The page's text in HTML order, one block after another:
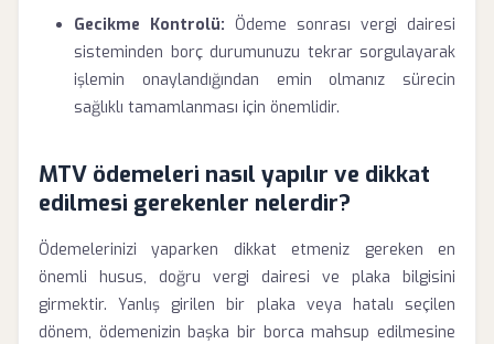
Gecikme Kontrolü: Ödeme sonrası vergi dairesi
sisteminden borç durumunuzu tekrar sorgulayarak
işlemin onaylandığından emin olmanız sürecin
sağlıklı tamamlanması için önemlidir.
MTV ödemeleri nasıl yapılır ve dikkat
edilmesi gerekenler nelerdir?
Ödemelerinizi yaparken dikkat etmeniz gereken en
önemli husus, doğru vergi dairesi ve plaka bilgisini
girmektir. Yanlış girilen bir plaka veya hatalı seçilen
dönem, ödemenizin başka bir borca mahsup edilmesine